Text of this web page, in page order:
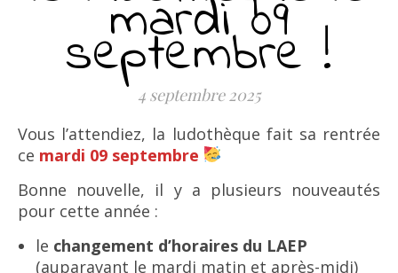
mardi 09
septembre !
4 septembre 2025
Vous l’attendiez, la ludothèque fait sa rentrée
ce mardi 09 septembre
Bonne nouvelle, il y a plusieurs nouveautés
pour cette année :
le changement d’horaires du LAEP
(auparavant le mardi matin et après-midi)